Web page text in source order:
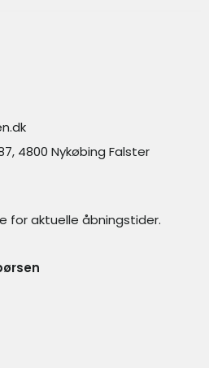
4800 Nykøbing Falster
for aktuelle åbningstider.